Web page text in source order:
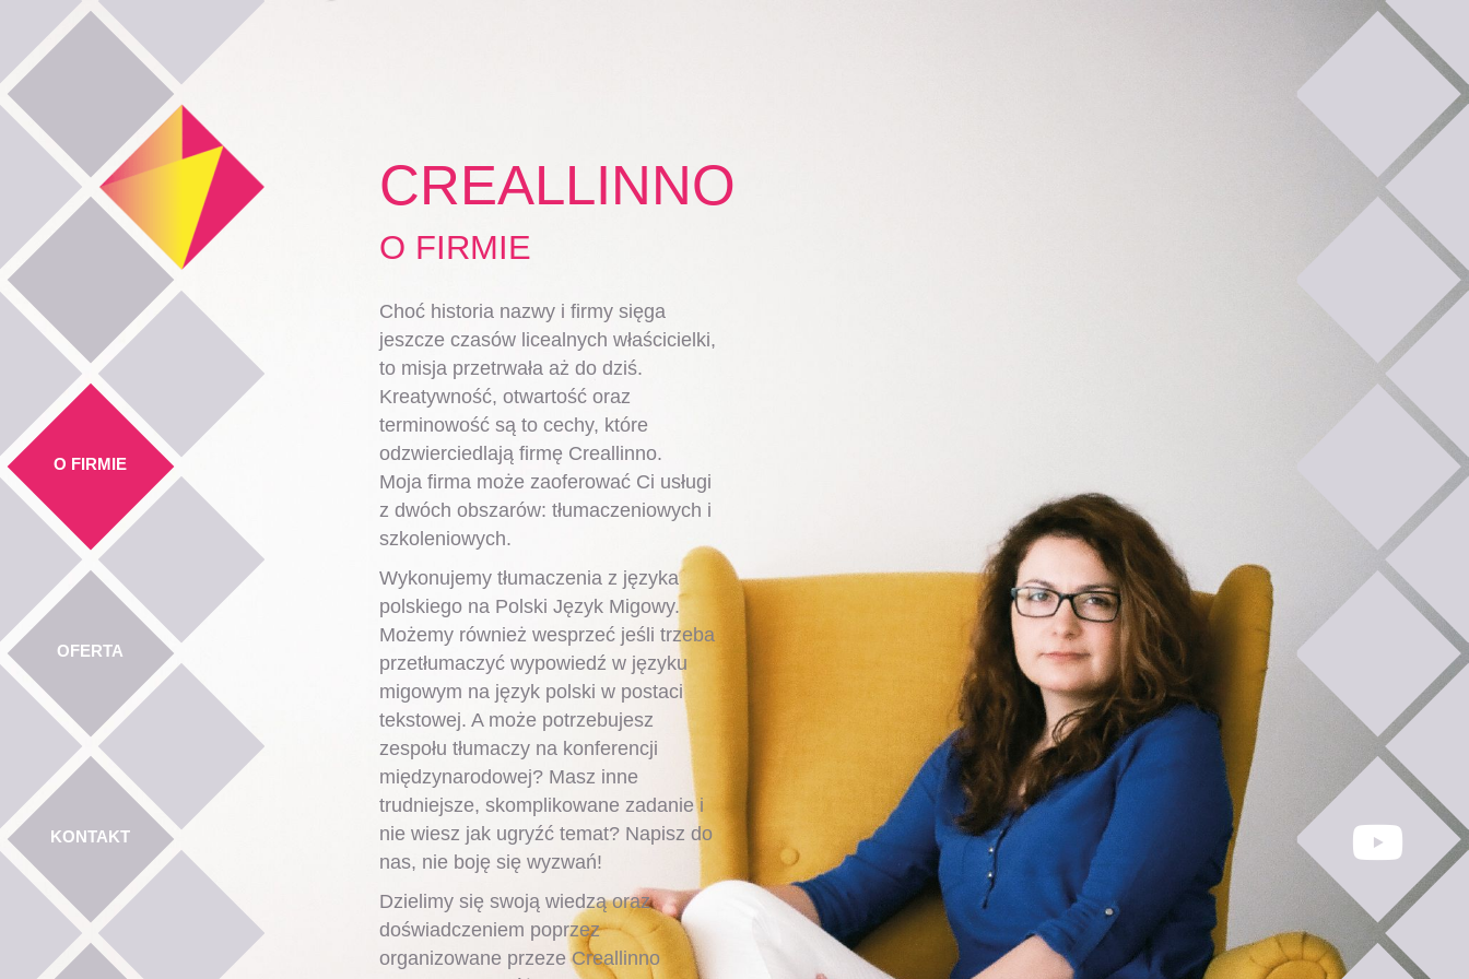
treści
O FIRMIE
OFERTA
KONTAKT
CREALLINNO
O FIRMIE
Choć historia nazwy i firmy sięga
jeszcze czasów licealnych właścicielki,
to misja przetrwała aż do dziś.
Kreatywność, otwartość oraz
terminowość są to cechy, które
odzwierciedlają firmę Creallinno.
Moja firma może zaoferować Ci usługi
z dwóch obszarów: tłumaczeniowych i
szkoleniowych.
Wykonujemy tłumaczenia z języka
polskiego na Polski Język Migowy.
Możemy również wesprzeć jeśli trzeba
przetłumaczyć wypowiedź w języku
migowym na język polski w postaci
tekstowej. A może potrzebujesz
zespołu tłumaczy na konferencji
międzynarodowej? Masz inne
trudniejsze, skomplikowane zadanie i
nie wiesz jak ugryźć temat? Napisz do
nas, nie boję się wyzwań!
Dzielimy się swoją wiedzą oraz
doświadczeniem poprzez
organizowane przeze Creallinno